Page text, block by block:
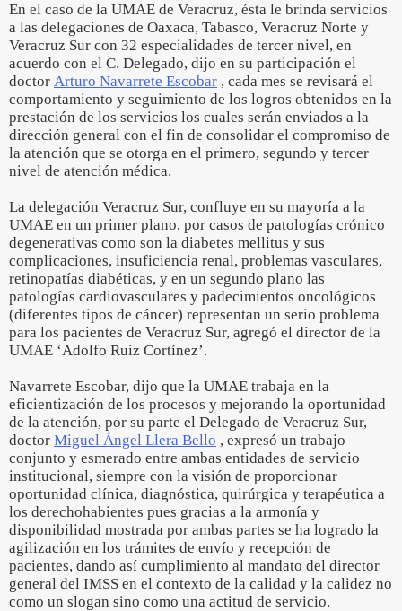
En el caso de la UMAE de Veracruz, ésta le brinda servicios
a las delegaciones de Oaxaca, Tabasco, Veracruz Norte y
Veracruz Sur con 32 especialidades de tercer nivel, en
acuerdo con el C. Delegado, dijo en su participación el
doctor Arturo Navarrete Escobar , cada mes se revisará el
comportamiento y seguimiento de los logros obtenidos en la
prestación de los servicios los cuales serán enviados a la
dirección general con el fin de consolidar el compromiso de
la atención que se otorga en el primero, segundo y tercer
nivel de atención médica.
La delegación Veracruz Sur, confluye en su mayoría a la
UMAE en un primer plano, por casos de patologías crónico
degenerativas como son la diabetes mellitus y sus
complicaciones, insuficiencia renal, problemas vasculares,
retinopatías diabéticas, y en un segundo plano las
patologías cardiovasculares y padecimientos oncológicos
(diferentes tipos de cáncer) representan un serio problema
para los pacientes de Veracruz Sur, agregó el director de la
UMAE ‘Adolfo Ruiz Cortínez’.
Navarrete Escobar, dijo que la UMAE trabaja en la
eficientización de los procesos y mejorando la oportunidad
de la atención, por su parte el Delegado de Veracruz Sur,
doctor Miguel Ángel Llera Bello , expresó un trabajo
conjunto y esmerado entre ambas entidades de servicio
institucional, siempre con la visión de proporcionar
oportunidad clínica, diagnóstica, quirúrgica y terapéutica a
los derechohabientes pues gracias a la armonía y
disponibilidad mostrada por ambas partes se ha logrado la
agilización en los trámites de envío y recepción de
pacientes, dando así cumplimiento al mandato del director
general del IMSS en el contexto de la calidad y la calidez no
como un slogan sino como una actitud de servicio.